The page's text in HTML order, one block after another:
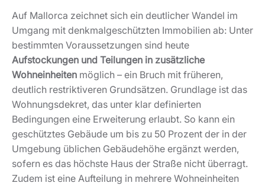
Auf Mallorca zeichnet sich ein deutlicher Wandel im
Umgang mit denkmalgeschützten Immobilien ab: Unter
bestimmten Voraussetzungen sind heute
Aufstockungen und Teilungen in zusätzliche
Wohneinheiten möglich – ein Bruch mit früheren,
deutlich restriktiveren Grundsätzen. Grundlage ist das
Wohnungsdekret, das unter klar definierten
Bedingungen eine Erweiterung erlaubt. So kann ein
geschütztes Gebäude um bis zu 50 Prozent der in der
Umgebung üblichen Gebäudehöhe ergänzt werden,
sofern es das höchste Haus der Straße nicht überragt.
Zudem ist eine Aufteilung in mehrere Wohneinheiten